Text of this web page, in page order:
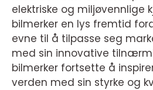
elektriske og miljøvennlige
bilmerker en lys fremtid
evne til å tilpasse seg
med sin innovative
bilmerker fortsette å
verden med sin styrke og